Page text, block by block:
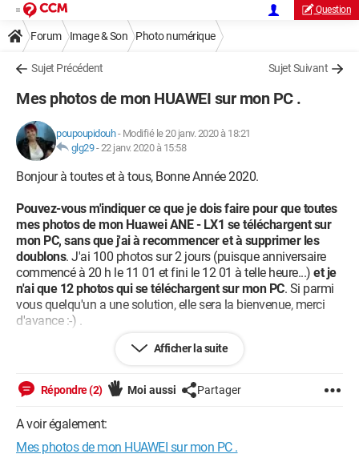
Question
Forum Image & Son Photo numérique
Sujet Précédent Sujet Suivant
Mes photos de mon HUAWEI sur mon PC .
poupoupidouh- Modifié le 20 janv. 2020 à 18:21
glg29-22 janv. 2020 à 15:58
Bonjour à toutes et à tous, Bonne Année 2020.
Pouvez-vous m'indiquer ce que je dois faire pour que toutes
mes photos de mon Huawei ANE - LX1 se téléchargent sur
mon PC, sans que j'ai à recommencer et à supprimer les
doublons. J'ai 100 photos sur 2 jours (puisque anniversaire
commencé à 20 h le 11 01 et fini le 12 01 à telle heure...) et je
n'ai que 12 photos qui se téléchargent sur mon PC. Si parmi
vous quelqu'un a une solution, elle sera la bienvenue, merci
d'avance :-) .
Espoir et sincérité.
Afficher la suite
Répondre (2) Moi aussi Partager
A voir également:
Mes photos de mon HUAWEI sur mon PC .